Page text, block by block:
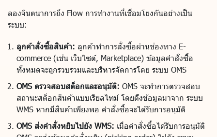
ลองจินตนาการถึง Flow การทำงานที่เชื่อมโยงกันอย่างเป็น
ระบบ:
ลูกค้าสั่งซื้อสินค้า: ลูกค้าทำการสั่งซื้อผ่านช่องทาง E-
commerce (เช่น เว็บไซต์, Marketplace) ข้อมูลคำสั่งซื้อ
ทั้งหมดจะถูกรวบรวมและบริหารจัดการโดย ระบบ OMS
OMS ตรวจสอบสต็อกและอนุมัติ: OMS จะทำการตรวจสอบ
สถานะสต็อกสินค้าแบบเรียลไทม์ โดยดึงข้อมูลมาจาก ระบบ
WMS หากมีสินค้าเพียงพอ คำสั่งซื้อจะได้รับการอนุมัติ
OMS ส่งคำสั่งหยิบไปยัง WMS: เมื่อคำสั่งซื้อได้รับการอนุมัติ